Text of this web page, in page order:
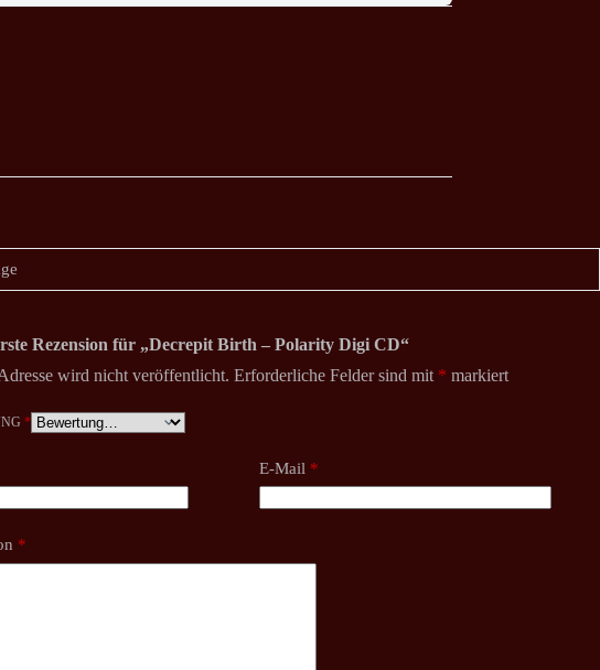
Rezension für „Decrepit Birth – Polarity Digi CD“
wird nicht veröffentlicht. Erforderliche Felder sind mit * markiert
*
E-Mail *
*